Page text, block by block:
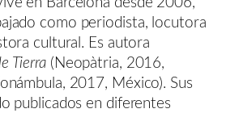
como periodista, locutora
cultural. Es autora
Tierra(Neopàtria, 2016,
2017, México). Sus
publicados en diferentes